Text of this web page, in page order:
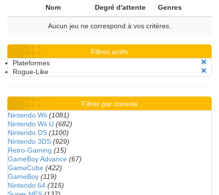
Nom Degré d'attente Genres
Aucun jeu ne correspond à vos critères.
Filtres actifs
Plateformes
Rogue-Like
Filtrer par console
Nintendo Wii (1081)
Nintendo Wii U (682)
Nintendo DS (1100)
Nintendo 3DS (929)
Retro-Gaming (15)
GameBoy Advance (67)
GameCube (422)
GameBoy (119)
Nintendo 64 (315)